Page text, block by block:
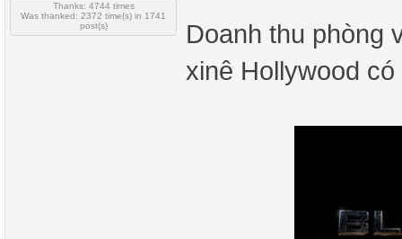
Thanks: 4744 times
Was thanked: 2372 time(s) in 1741
post(s)
Doanh thu phòng
xinê Hollywood